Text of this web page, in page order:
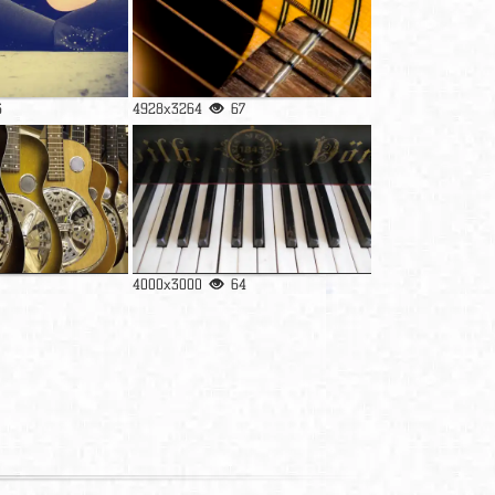
4928x3264 67
4000x3000 64